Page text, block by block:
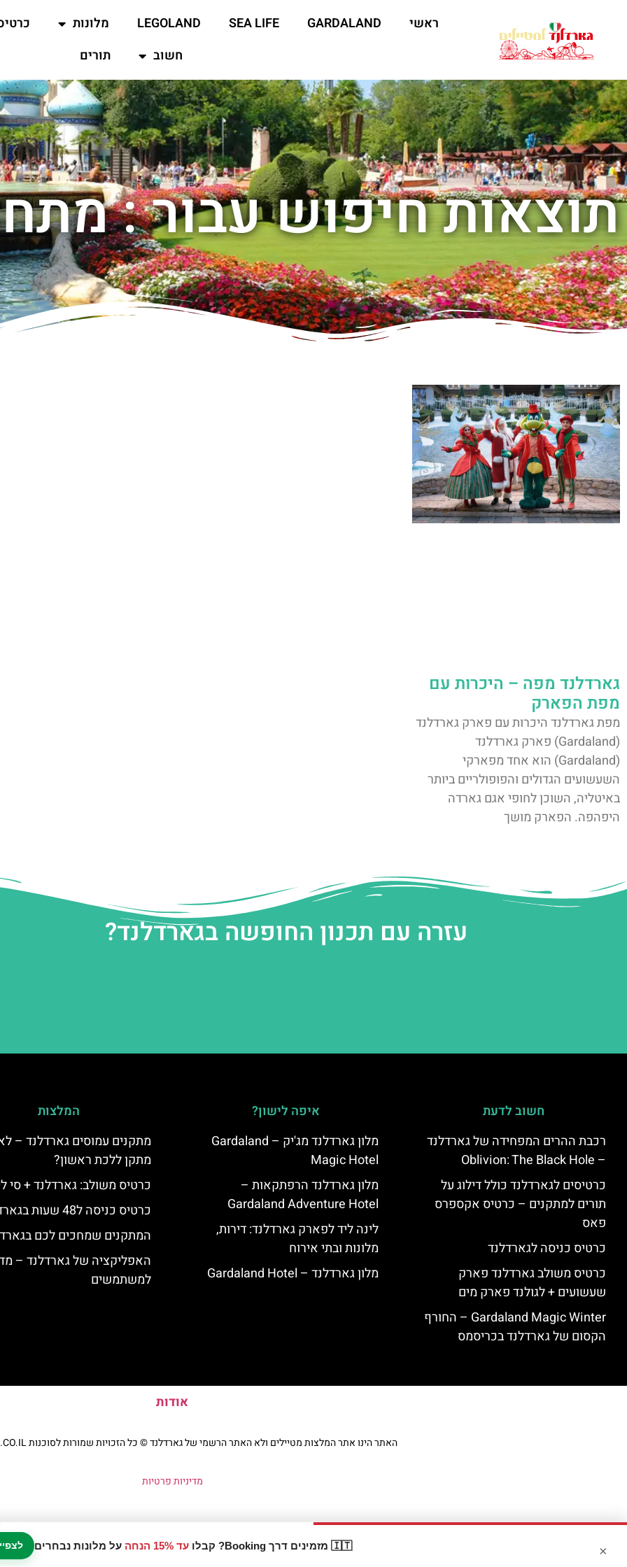
🇮🇹 מזמינים דרך Booking? קבלו עד 15% הנחה על מלונות נבחרים ×
ראשי GARDALAND
SEA LIFE
LEGOLAND מלונות
חשוב
תורים
תוצאות חיפוש עבור :
גארדלנד מפה – היכרות עם
מפת הפארק
מפת גארדלנד היכרות עם פארק גארדלנד
(Gardaland) פארק גארדלנד
(Gardaland) הוא אחד מפארקי
השעשועים הגדולים והפופולריים ביותר
באיטליה, השוכן לחופי אגם גארדה
היפהפה. הפארק מושך
עזרה עם תכנון החופשה בגארדלנד?
חשוב לדעת
רכבת ההרים המפחידה של גארדלנד
– Oblivion: The Black Hole
כרטיסים לגארדלנד כולל דילוג על
תורים למתקנים – כרטיס אקספרס
פאס
כרטיס כניסה לגארדלנד
כרטיס משולב גארדלנד פארק
שעשועים + לגולנד פארק מים
Gardaland Magic Winter – החורף
הקסום של גארדלנד בכריסמס
איפה לישון?
מלון גארדלנד מג'יק – Gardaland
Magic Hotel
מלון גארדלנד הרפתקאות –
Gardaland Adventure Hotel
לינה ליד לפארק גארדלנד: דירות,
מלונות ובתי אירוח
מלון גארדלנד – Gardaland Hotel
המלצות
מתקנים עמוסים גארדלנד –
מתקן ללכת ראשון?
כרטיס משולב: גארדלנד + סי
כרטיס כניסה ל48 שעות בגארדלנד
המתקנים שמחכים לכם
האפליקציה של גארדלנד –
למשתמשים
אודות
האתר הינו אתר המלצות מטיילים ולא האתר הרשמי של גארדלנד © כל הזכויות שמורות לסוכנות TRAVELERS.CO.IL
מדיניות פרטיות